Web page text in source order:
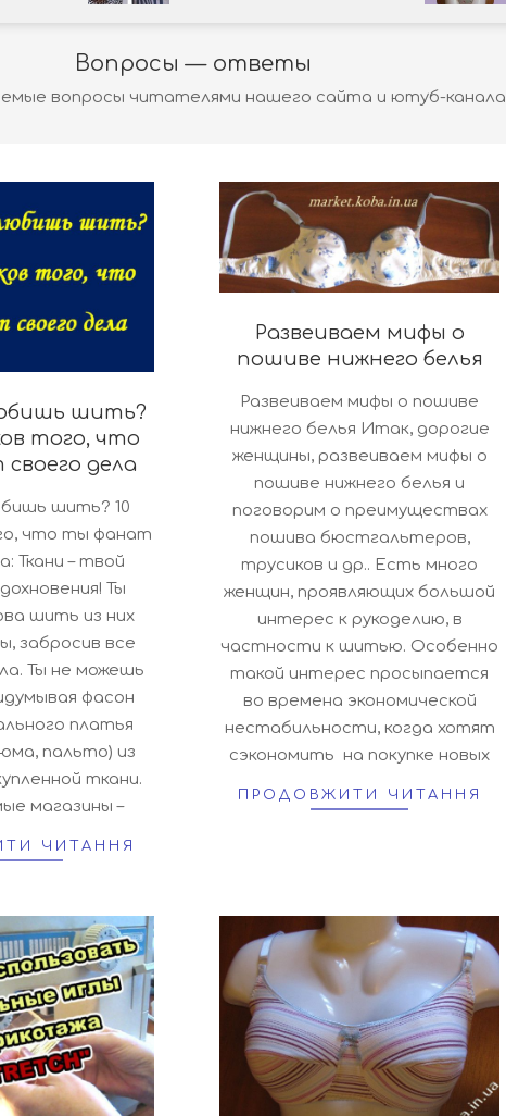
Вопросы — ответы
вопросы читателями нашего сайта и ютуб-канала
шить?
того, что
дела
шить? 10
что ты фанат
Ткани – твой
Ты
шить из них
забросив все
Ты не можешь
фасон
платья
пальто) из
ткани.
магазины –
ЧИТАННЯ
Развеиваем мифы о
пошиве нижнего белья
09-
25
Развеиваем мифы о пошиве
нижнего белья Итак, дорогие
женщины, развеиваем мифы о
пошиве нижнего белья и
поговорим о преимуществах
пошива бюстгальтеров,
трусиков и др.. Есть много
женщин, проявляющих большой
интерес к рукоделию, в
частности к шитью. Особенно
такой интерес просыпается
во времена экономической
нестабильности, когда хотят
сэкономить на покупке новых
ПРОДОВЖИТИ ЧИТАННЯ